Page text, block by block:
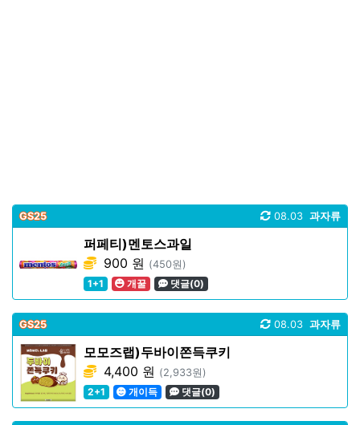
GS25 과자류
08.03
퍼페티)멘토스과일
900 원 (450원)
1+1
개꿀 댓글(0)
GS25 과자류
08.03
모모즈랩)두바이쫀득쿠키
4,400 원 (2,933원)
2+1
개이득 댓글(0)